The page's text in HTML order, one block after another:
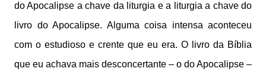
do Apocalipse a chave da liturgia e a liturgia a chave do
livro do Apocalipse. Alguma coisa intensa aconteceu
com o estudioso e crente que eu era. O livro da Bíblia
que eu achava mais desconcertante – o do Apocalipse –